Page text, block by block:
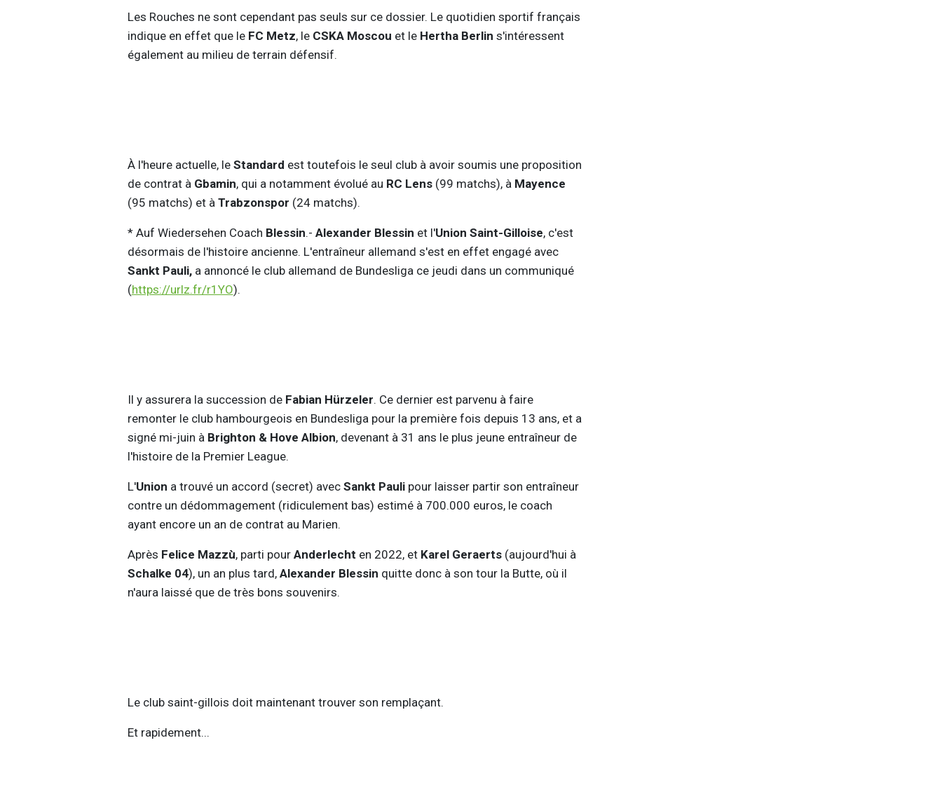
Les Rouches ne sont cependant pas seuls sur ce dossier. Le quotidien sportif français
indique en effet que le FC Metz, le CSKA Moscou et le Hertha Berlin s'intéressent
également au milieu de terrain défensif.
À l'heure actuelle, le Standard est toutefois le seul club à avoir soumis une proposition
de contrat à Gbamin, qui a notamment évolué au RC Lens(99 matchs), à Mayence
(95 matchs) et à Trabzonspor (24 matchs).
* Auf Wiedersehen Coach Blessin.- Alexander Blessin et l'Union Saint-Gilloise, c'est
désormais de l'histoire ancienne. L'entraîneur allemand s'est en effet engagé avec
Sankt Pauli,a annoncé le club allemand de Bundesliga ce jeudi dans un communiqué
(https://urlz.fr/r1YO).
Il y assurera la succession de Fabian Hürzeler. Ce dernier est parvenu à faire
remonter le club hambourgeois en Bundesliga pour la première fois depuis 13 ans, et a
signé mi-juin à Brighton & Hove Albion, devenant à 31 ans le plus jeune entraîneur de
l'histoire de la Premier League.
L'Union a trouvé un accord (secret) avec Sankt Pauli pour laisser partir son entraîneur
contre un dédommagement (ridiculement bas) estimé à 700.000 euros, le coach
ayant encore un an de contrat au Marien.
Après Felice Mazzù, parti pour Anderlecht en 2022, etKarel Geraerts (aujourd'hui à
Schalke 04), un an plus tard, Alexander Blessin quitte donc à son tour la Butte, où il
n'aura laissé que de très bons souvenirs.
Le club saint-gillois doit maintenant trouver son remplaçant.
Et rapidement...